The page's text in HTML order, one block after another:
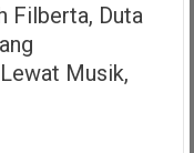
Filberta, Duta
Musik,